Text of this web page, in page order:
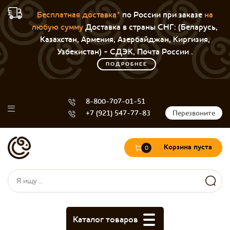
Бесплатная доставка*по России при заказе на
любую суммуДоставка в страны СНГ: (Беларусь,
Казахстан, Армения, Азербайджан, Киргизия,
Узбекистан) - СДЭК, Почта России .
ПОДРОБНЕЕ
8-800-707-01-51
+7 (921) 547-77-83
Перезвоните
Форма поиска
Поиск
0 Корзина пуста
Каталог товаров